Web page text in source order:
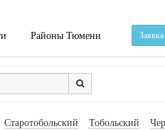
Районы Тюмени
Старотобольский Тобольский